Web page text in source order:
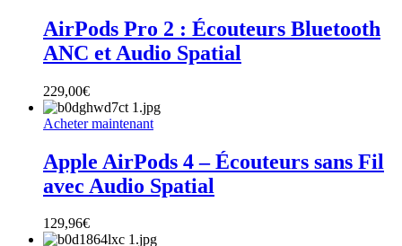
AirPods Pro 2 : Écouteurs Bluetooth
ANC et Audio Spatial
229,00€
Acheter maintenant
Apple AirPods 4 – Écouteurs sans Fil
avec Audio Spatial
129,96€